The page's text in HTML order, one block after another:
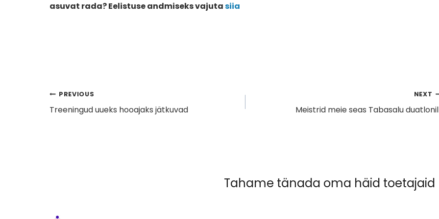
asuvat rada? Eelistuse andmiseks vajutasiia
Navigeerimine
PREVIOUS
Treeningud uueks hooajaks jätkuvad
NEXT
Meistrid meie seas Tabasalu
Tahame tänada oma häid toetajaid